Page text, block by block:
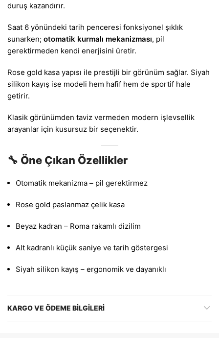
duruş kazandırır.
Saat 6 yönündeki tarih penceresi fonksiyonel şıklık
sunarken; otomatik kurmalı mekanizması, pil
gerektirmeden kendi enerjisini üretir.
Rose gold kasa yapısı ile prestijli bir görünüm sağlar. Siyah
silikon kayış ise modeli hem hafif hem de sportif hale
getirir.
Klasik görünümden taviz vermeden modern işlevsellik
arayanlar için kusursuz bir seçenektir.
🔧 Öne Çıkan Özellikler
Otomatik mekanizma – pil gerektirmez
Rose gold paslanmaz çelik kasa
Beyaz kadran – Roma rakamlı dizilim
Alt kadranlı küçük saniye ve tarih göstergesi
Siyah silikon kayış – ergonomik ve dayanıklı
KARGO VE ÖDEME BILGILERI